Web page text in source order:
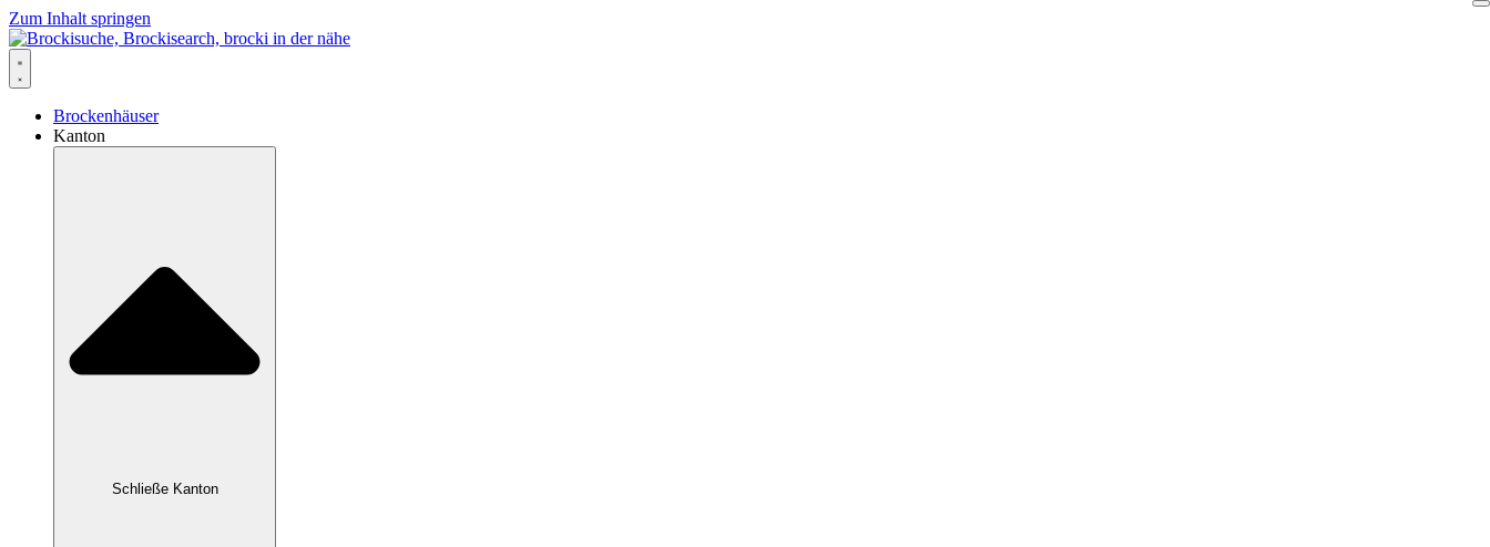
Zum Inhalt springen
Brockenhäuser
Kanton
Schließe Kanton